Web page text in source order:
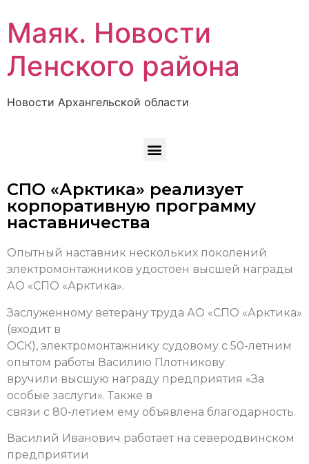
Маяк. Новости
Ленского района
Новости Архангельской области
СПО «Арктика» реализует
корпоративную программу
наставничества
Опытный наставник нескольких поколений
электромонтажников удостоен высшей награды
АО «СПО «Арктика».
Заслуженному ветерану труда АО «СПО «Арктика»
(входит в
ОСК), электромонтажнику судовому с 50-летним
опытом работы Василию Плотникову
вручили высшую награду предприятия «За
особые заслуги». Также в
связи с 80-летием ему объявлена благодарность.
Василий Иванович работает на северодвинском
предприятии